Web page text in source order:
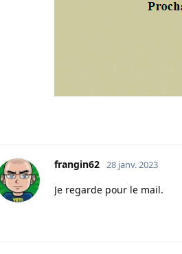
frangin62 28 janv. 2023
Je regarde pour le mail.